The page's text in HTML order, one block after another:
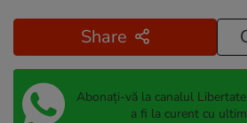
Share
Abonați-vă la canalul
a fi la curent cu